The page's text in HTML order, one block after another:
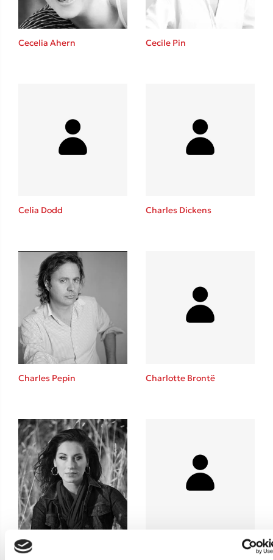
Παύλος Καστανάς
El Sombrero
Κατρίνα Τσάνταλη
Mimi Matthews
Benzamin Bécue
Rebecca Yarros
Teo Benedetti
Τζένη Κουτσοδημητροπούλου
Emily Henry
Ali Hazelwood
Pierdomenico Baccalario
Δημοφιλή Άρθρα
3 βιβλία βασισμένα σε αληθινά γεγονότα!
Τεστ: Ποιο αστυνομικό βιβλίο σου ταιριάζει για το καλοκαίρι;
Ο εθισμός των παιδιών στις οθόνες δεν είναι «το πρόβλημα»
Μια λέξη που συχνά νιώθεις αλλά την αγνοείς
Τι είναι η νευροποικιλότητα; Η Δρ. Δανάη Δεληγεώργη απαντά!
Συγχαρητήρια, Πέθανες! Μια ξενάγηση στον Άδη της ελληνικής
Cecelia Ahern Cecile Pin
Celia Dodd Charles Dickens
Charles Pepin Charlotte Brontë